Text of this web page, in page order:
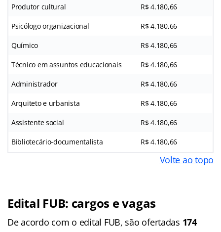
Produtor cultural R$ 4.180,66
Psicólogo organizacional R$ 4.180,66
Químico R$ 4.180,66
Técnico em assuntos educacionais R$ 4.180,66
Administrador R$ 4.180,66
Arquiteto e urbanista R$ 4.180,66
Assistente social R$ 4.180,66
Bibliotecário-documentalista R$ 4.180,66
Volte ao topo
Edital FUB: cargos e vagas
De acordo com o edital FUB, são ofertadas 174